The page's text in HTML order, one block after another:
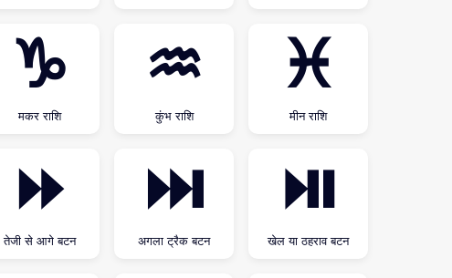
♑
मकर राशि
♒
कुंभ राशि
♓
मीन राशि
⏩
तेजी से आगे बटन
⏭
अगला ट्रैक बटन
⏯
खेल या ठहराव बटन